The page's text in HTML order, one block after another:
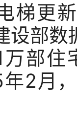
更新
设部
万部
2月